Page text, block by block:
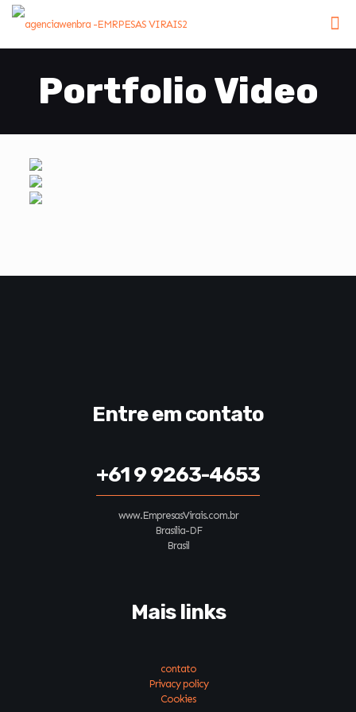
Portfolio Video
Entre em contato
+61 9 9263-4653
www.EmpresasVirais.com.br
Brasília-DF
Brasil
Mais links
contato
Privacy policy
Cookies